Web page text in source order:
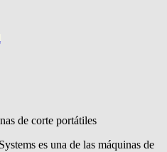
de corte portátiles
es una de las máquinas de